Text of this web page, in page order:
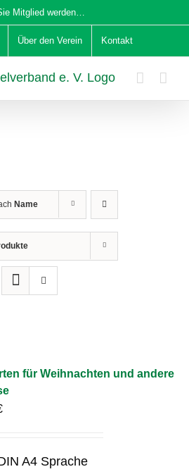
Mitglied werden…
Über den Verein Kontakt
Name
für Weihnachten und andere
A4 Sprache